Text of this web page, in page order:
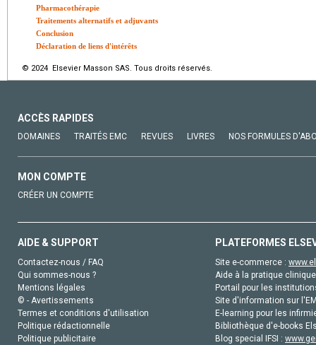
Pharmacothérapie
Traitements alternatifs et adjuvants
Conclusion
Déclaration de liens d'intérêts
© 2024 Elsevier Masson SAS. Tous droits réservés.
ACCÈS RAPIDES
DOMAINES TRAITÉS EMC REVUES LIVRES NOS FORMULES
MON COMPTE
CRÉER UN COMPTE
AIDE & SUPPORT
Contactez-nous / FAQ
Qui sommes-nous ?
Mentions légales
© - Avertissements
Termes et conditions d'utilisation
Politique rédactionnelle
Politique publicitaire
PLATEFORMES
Site e-commerce :
Aide à la pratique
Portail pour les
Site d'information sur
E-learning pour les
Bibliothèque d'e-books
Blog special IFSI :